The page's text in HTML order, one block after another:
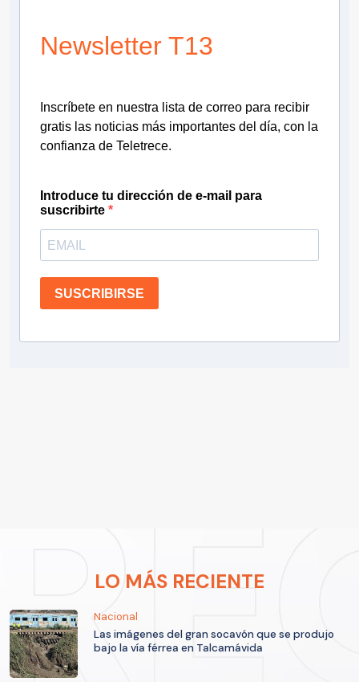
Newsletter T13
Inscríbete en nuestra lista de correo para recibir
gratis las noticias más importantes del día, con la
confianza de Teletrece.
Introduce tu dirección de e-mail para
suscribirte
SUSCRIBIRSE
LO MÁS RECIENTE
Nacional
Las imágenes del gran socavón que se produjo
bajo la vía férrea en Talcamávida